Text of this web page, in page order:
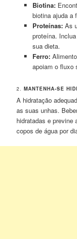
Biotina:
biotina ajuda a
Proteínas:As
proteína.
sua dieta.
Ferro:
apoiam o fluxo
2.MANTENHA-SE
A hidratação
as suas unhas.
hidratadas e previne
copos de água por